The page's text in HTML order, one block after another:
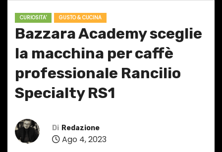
CURIOSITA' GUSTO & CUCINA
Bazzara Academy sceglie
la macchina per caffè
professionale Rancilio
Specialty RS1
Di Redazione
Ago 4, 2023